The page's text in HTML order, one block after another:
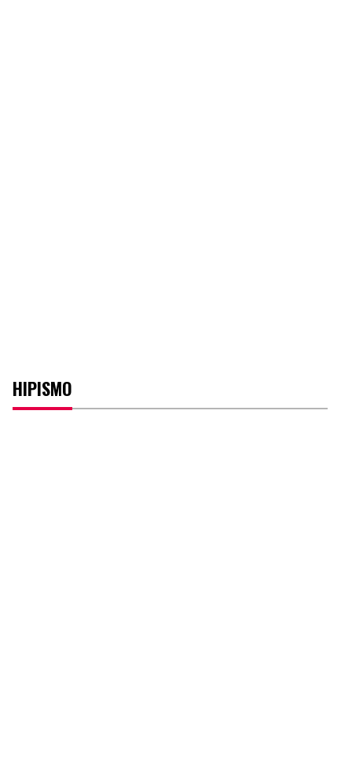
HIPISMO